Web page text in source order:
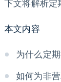
下文将解析定
本文内容
为什么定
如何为非